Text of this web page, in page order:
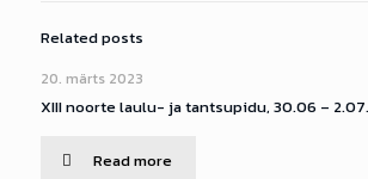
Related posts
20. märts 2023
XIII noorte laulu- ja tantsupidu, 30.06 –
Read more